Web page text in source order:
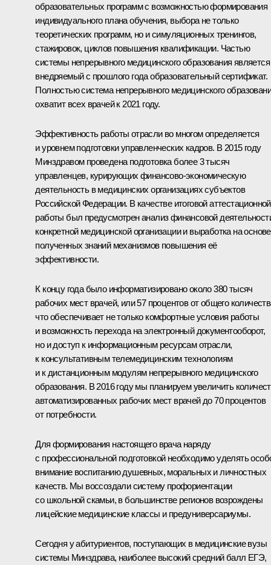
образовательных программ с возможностью формирования
индивидуального плана обучения, выбора не только
теоретических программ, но и симуляционных тренингов,
стажировок, циклов повышения квалификации. Частью
системы непрерывного медицинского образования является
внедряемый с прошлого года образовательный сертификат.
Полностью система непрерывного медицинского
охватит всех врачей к 2021 году.
Эффективность работы отрасли во многом определяется
и уровнем подготовки управленческих кадров. В 2015 году
Минздравом проведена подготовка более 3 тысяч
управленцев, курирующих финансово-экономическую
деятельность в медицинских организациях субъектов
Российской Федерации. В качестве итоговой аттестационной
работы был предусмотрен анализ финансовой
конкретной медицинской организации и выработка на основе
полученных знаний механизмов повышения её
эффективности.
К концу года было информатизировано около 380 тысяч
рабочих мест врачей, или 57 процентов от общего
что обеспечивает не только комфортные условия работы
и возможность перехода на электронный документооборот,
но и доступ к информационным ресурсам отрасли,
к консультативным телемедицинским технологиям
и к дистанционным модулям непрерывного медицинского
образования. В 2016 году мы планируем увеличить
автоматизированных рабочих мест врачей до 70 процентов
от потребности.
Для формирования настоящего врача наряду
с профессиональной подготовкой необходимо уделять
внимание воспитанию душевных, моральных и личностных
качеств. Мы воссоздали систему профориентации
со школьной скамьи, в большинстве регионов возрождены
лицейские медицинские классы и предуниверсариумы.
Сегодня у абитуриентов, поступающих в медицинские вузы
системы Минздрава, наиболее высокий средний балл ЕГЭ,